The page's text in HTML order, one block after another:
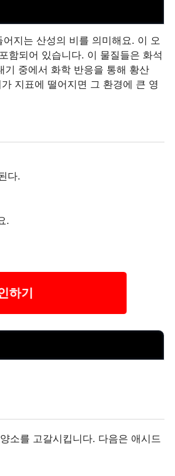
지는 산성의 비를 의미해요. 이 오
함되어 있습니다. 이 물질들은 화석
중에서 화학 반응을 통해 황산
지표에 떨어지면 그 환경에 큰 영
다.
.
하기
소를 고갈시킵니다. 다음은 애시드